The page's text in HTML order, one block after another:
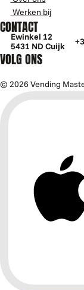
Werken bij
CONTACT
Ewinkel 12
5431 ND Cuijk
VOLG ONS
© 2026 Vending